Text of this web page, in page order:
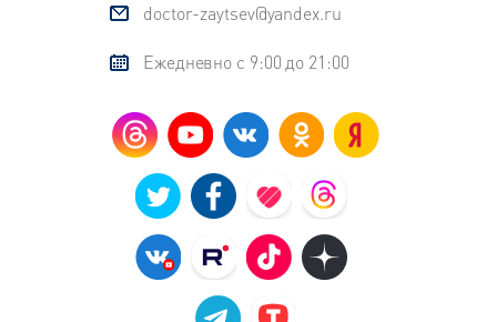
doctor-zaytsev@yandex.ru
Ежедневно с 9:00 до 21:00